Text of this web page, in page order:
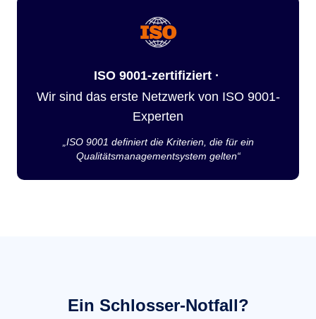
ISO 9001-zertifiziert ·
Wir sind das erste Netzwerk von ISO 9001-
Experten
„ISO 9001 definiert die Kriterien, die für ein
Qualitätsmanagementsystem gelten“
Ein Schlosser-Notfall?